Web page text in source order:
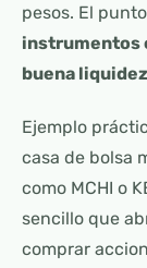
pesos. El
instrumentos
buena liquidez
Ejemplo
casa de bolsa
como MCHI o
sencillo que
comprar